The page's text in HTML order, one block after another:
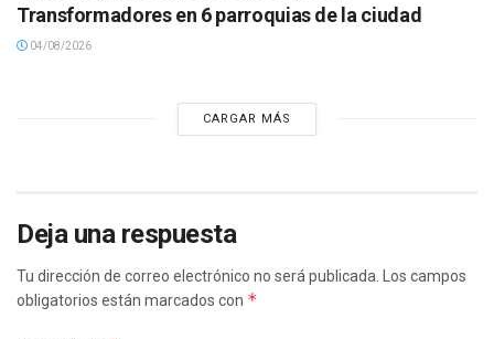
Transformadores en 6 parroquias de la ciudad
04/08/2026
CARGAR MÁS
Deja una respuesta
Tu dirección de correo electrónico no será publicada.
Los campos
obligatorios están marcados con *